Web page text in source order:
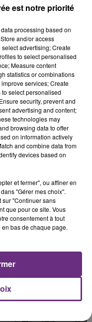
RAPPELLE À
DE...
vendange 2026
prévu,
pour rappeler
LA
ce mercredi en
est notre priorité
processing based on
and/or access
advertising; Create
to select personalised
Measure content
statistics or combinations
services; Create
select personalised
security, prevent and
advertising and content;
technologies may
browsing data to offer
on information actively
and combine data from
devices based on
et fermer", ou affiner en
"Gérer mes choix".
sur "Continuer sans
que pour ce site. Vous
consentement à tout
bas de chaque page.